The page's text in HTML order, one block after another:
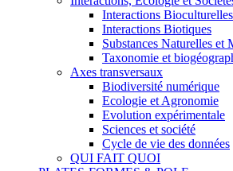
Interactions Bioculturelles
Interactions Biotiques
Substances Naturelles et
Taxonomie et
Axes transversaux
Biodiversité numérique
Ecologie et Agronomie
Evolution expérimentale
Sciences et société
Cycle de vie des données
QUI FAIT QUOI